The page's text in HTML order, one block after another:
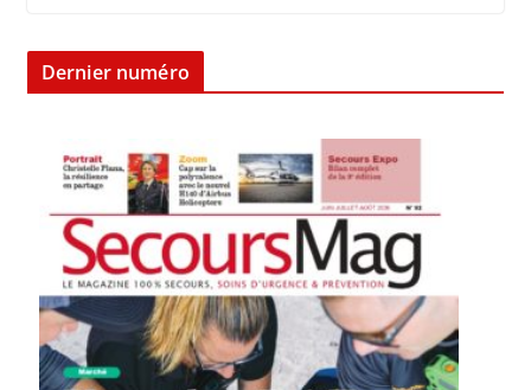
Dernier numéro